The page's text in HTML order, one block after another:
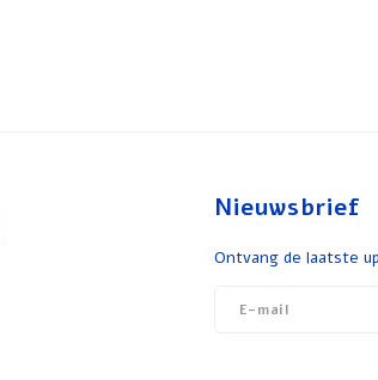
Nieuwsbrief
Ontvang de laatste